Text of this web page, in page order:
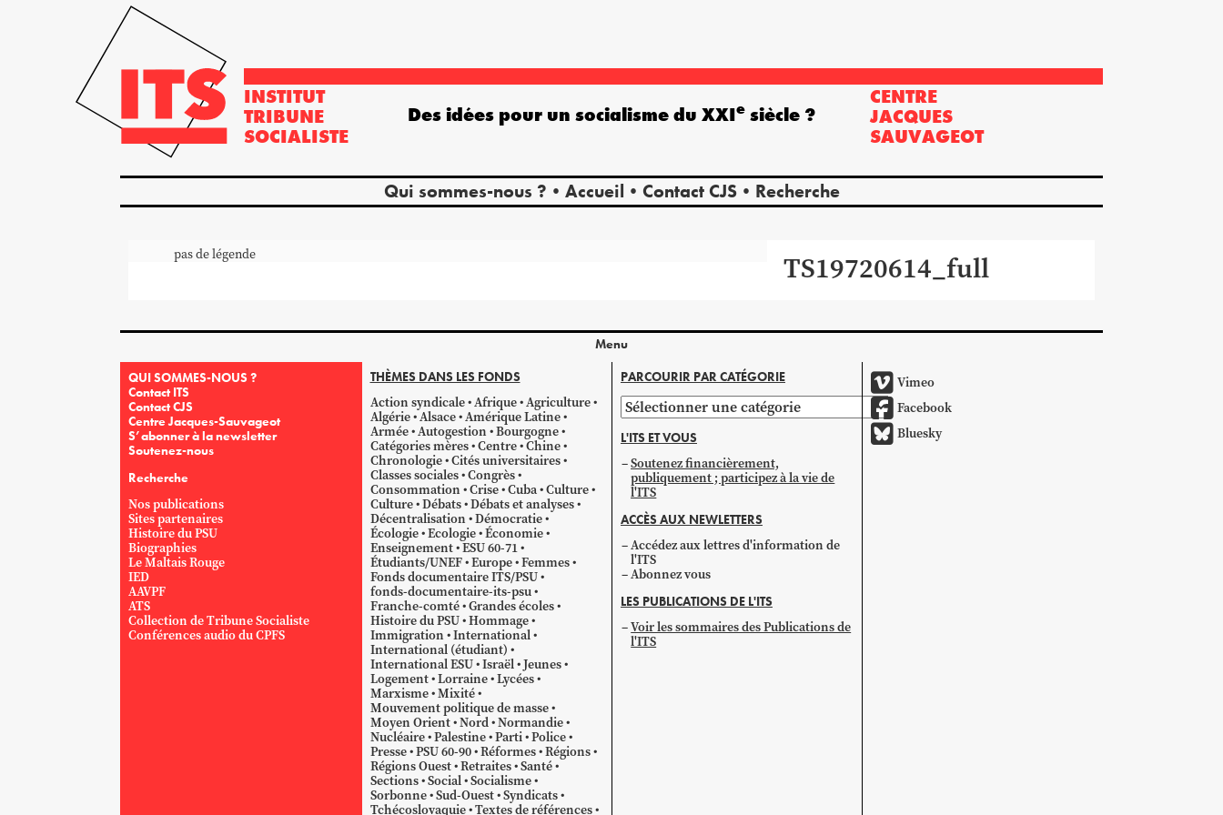
INSTITUT
TRIBUNE
SOCIALISTE
CENTRE
JACQUES
SAUVAGEOT
Qui sommes-nous ? Accueil Contact CJS Recherche
Des idées pour un socialisme du XXIe siècle ?
TS19720614_full
pas de légende
Menu
QUI SOMMES-NOUS ?
Contact ITS
Contact CJS
Centre Jacques-Sauvageot
S’abonner à la newsletter
Soutenez-nous
Recherche
Nos publications
Sites partenaires
Histoire du PSU
Biographies
Le Maltais Rouge
IED
AAVPF
ATS
Collection de Tribune Socialiste
Conférences audio du CPFS
THÈMES DANS LES FONDS
Action syndicale Afrique Agriculture
Algérie Alsace Amérique Latine
Armée Autogestion Bourgogne
Catégories mères Centre Chine
Chronologie Cités universitaires
Classes sociales Congrès
Consommation Crise Cuba Culture
Culture Débats Débats et analyses
Décentralisation Démocratie
Écologie Ecologie Économie
Enseignement ESU 60-71
Étudiants/UNEF Europe Femmes
Fonds documentaire ITS/PSU
fonds-documentaire-its-psu
Franche-comté Grandes écoles
Histoire du PSU Hommage
Immigration International
International (étudiant)
International ESU Israël Jeunes
Logement Lorraine Lycées
Marxisme Mixité
Mouvement politique de masse
Moyen Orient Nord Normandie
Nucléaire Palestine Parti Police
Presse PSU 60-90 Réformes Régions
Régions Ouest Retraites Santé
Sections Social Socialisme
Sorbonne Sud-Ouest Syndicats
Tchécoslovaquie Textes de références
PARCOURIR PAR CATÉGORIE
Parcourir
par
catégorie
L'ITS ET VOUS
Soutenez financièrement,
publiquement ; participez à la vie de
l'ITS
ACCÈS AUX NEWLETTERS
Accédez aux lettres d'information de
l'ITS
Abonnez vous
LES PUBLICATIONS DE L'ITS
Voir les sommaires des Publications de
l'ITS
Vimeo
Facebook
Bluesky